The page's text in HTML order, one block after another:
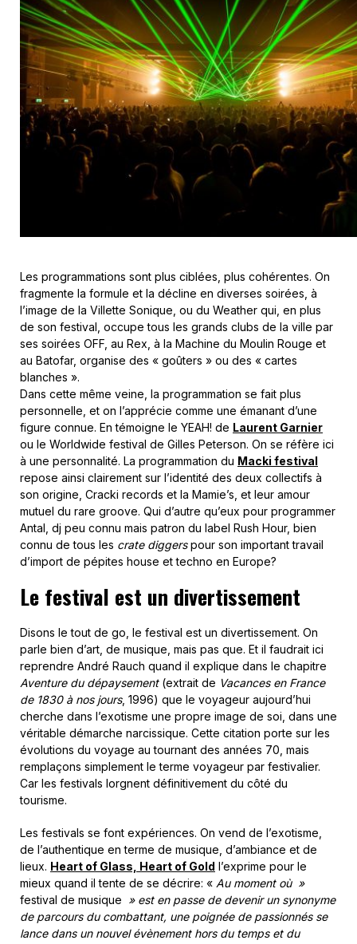
Les programmations sont plus ciblées, plus cohérentes. On
fragmente la formule et la décline en diverses soirées, à
l’image de la Villette Sonique, ou du Weather qui, en plus
de son festival, occupe tous les grands clubs de la ville par
ses soirées OFF, au Rex, à la Machine du Moulin Rouge et
au Batofar, organise des « goûters » ou des « cartes
blanches ».
Dans cette même veine, la programmation se fait plus
personnelle, et on l’apprécie comme une émanant d’une
figure connue. En témoigne le YEAH! de Laurent Garnier
ou le Worldwide festival de Gilles Peterson. On se réfère ici
à une personnalité. La programmation du Macki festival
repose ainsi clairement sur l’identité des deux collectifs à
son origine, Cracki records et la Mamie’s, et leur amour
mutuel du rare groove. Qui d’autre qu’eux pour programmer
Antal, dj peu connu mais patron du label Rush Hour, bien
connu de tous les crate diggerspour son important travail
d’import de pépites house et techno en Europe?
Le festival est un divertissement
Disons le tout de go, le festival est un divertissement. On
parle bien d’art, de musique, mais pas que. Et il faudrait ici
reprendre André Rauch quand il explique dans le chapitre
Aventure du dépaysement(extrait de Vacances en France
de 1830 à nos jours, 1996) que le voyageur aujourd’hui
cherche dans l’exotisme une propre image de soi, dans une
véritable démarche narcissique. Cette citation porte sur les
évolutions du voyage au tournant des années 70, mais
remplaçons simplement le terme voyageur par festivalier.
Car les festivals lorgnent définitivement du côté du
tourisme.
Les festivals se font expériences. On vend de l’exotisme,
de l’authentique en terme de musique, d’ambiance et de
lieux. Heart of Glass, Heart of Gold l’exprime pour le
mieux quand il tente de se décrire: « Au moment où »
festival de musique » est en passe de devenir un synonyme
de parcours du combattant, une poignée de passionnés se
lance dans un nouvel évènement hors du temps et du